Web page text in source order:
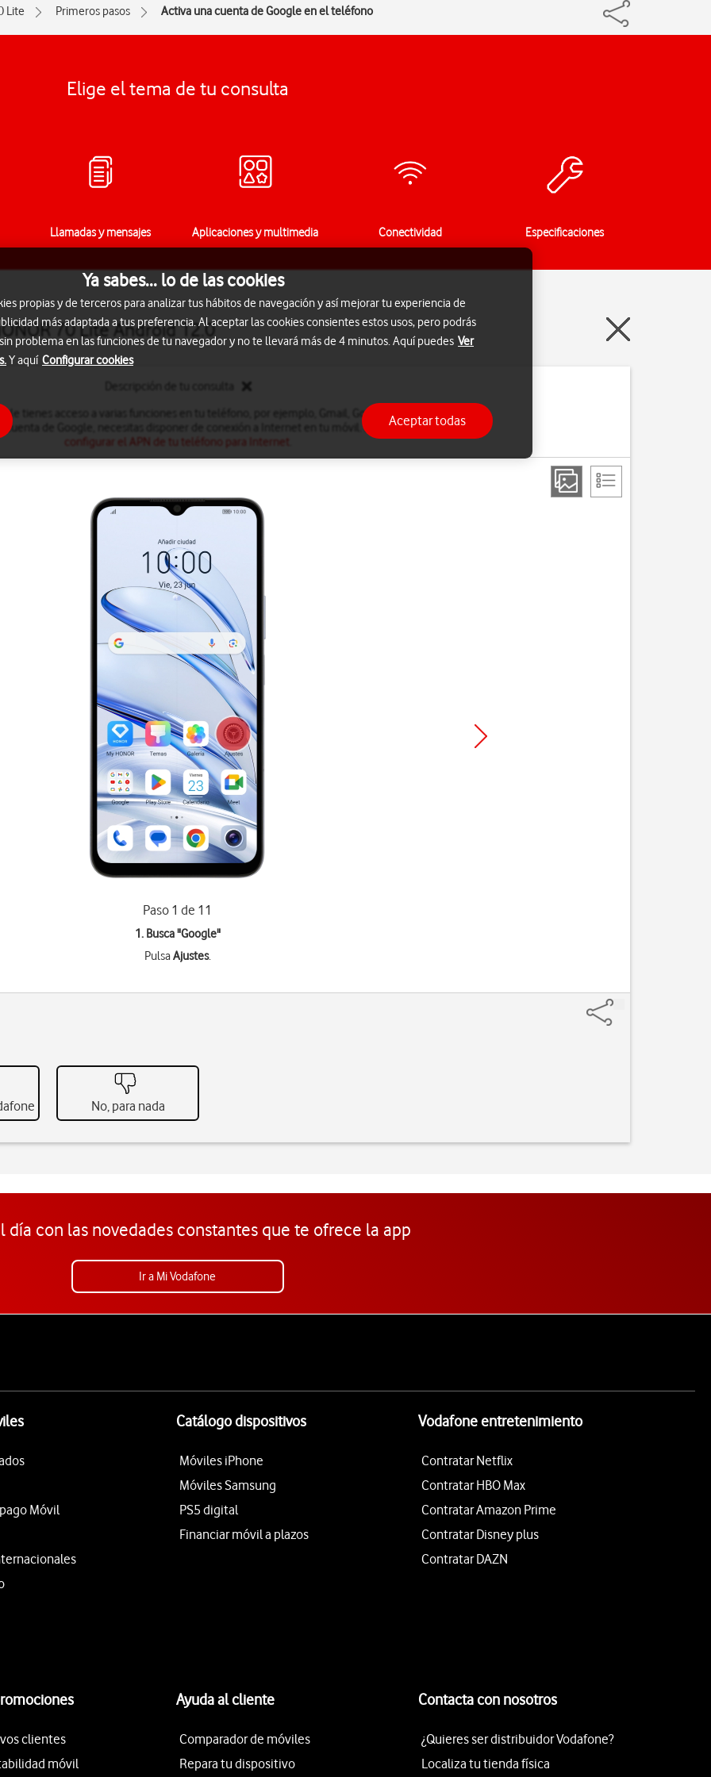
Lite Primeros pasos Activa una cuenta de Google en el teléfono
Elige el tema de tu consulta
Llamadas y mensajes Aplicaciones y multimedia Conectividad Especificaciones
70 Lite Android 12.0
tienes acceso a varias funciones en tu teléfono, por ejemplo, Gmail, Google Play y Google+.
cuenta de Google, necesitas disponer de conexión a Internet en tu móvil. Si no tienes, puedes
configurar el APN de tu teléfono para Internet
Paso 1 de 11
1. Busca "Google"
PulsaAjustes.
No, para nada
día con las novedades constantes que te ofrece la app
Ir a Mi Vodafone
Móvil
Catálogo dispositivos
Móviles iPhone
Móviles Samsung
PS5 digital
Financiar móvil a plazos
Vodafone entretenimiento
Contratar Netflix
Contratar HBO Max
Contratar Amazon Prime
Contratar Disney plus
Contratar DAZN
clientes
móvil
Ayuda al cliente
Comparador de móviles
Repara tu dispositivo
Contacta con nosotros
¿Quieres ser distribuidor Vodafone?
Localiza tu tienda física
Ya sabes... lo de las cookies
propias y de terceros para analizar tus hábitos de navegación y así mejorar tu experiencia de
más adaptada a tus preferencia. Al aceptar las cookies consientes estos usos, pero podrás
problema en las funciones de tu navegador y no te llevará más de 4 minutos. Aquí puedes Ver
Y aquí Configurar cookies
Aceptar todas